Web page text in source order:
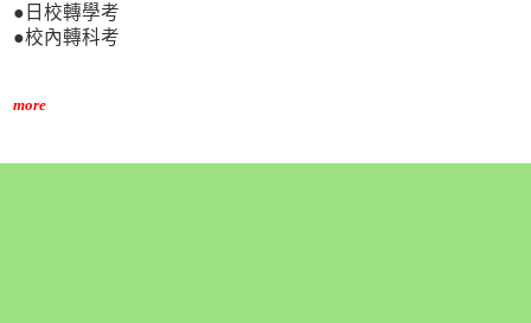
●日校轉學考
●校內轉科考
more